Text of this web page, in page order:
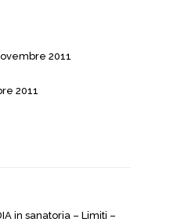
2011
2011
in sanatoria – Limiti –